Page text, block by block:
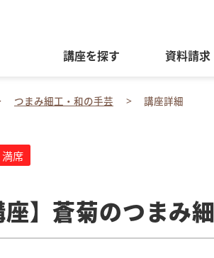
講座を探す 資料請求
つまみ細工・和の手芸 講座詳細
満席
座】蒼菊のつま